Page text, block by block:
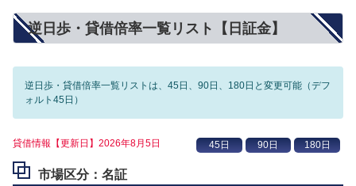
逆日歩・貸借倍率一覧リスト【日証金】
逆日歩・貸借倍率一覧リストは、45日、90日、180日と変更可能（デフ
ォルト45日）
貸借情報【更新日】2026年8月5日
市場区分：名証